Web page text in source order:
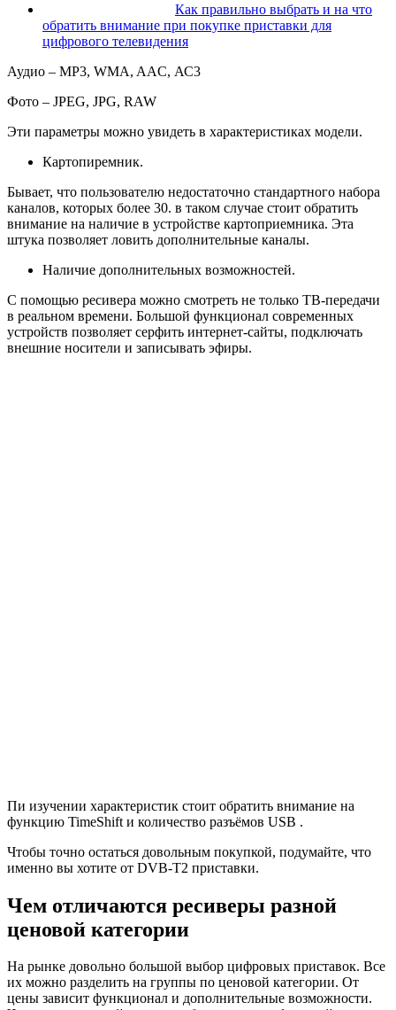
Как правильно выбрать и на что
обратить внимание при покупке приставки для
цифрового телевидения
Аудио – MP3, WMA, AAC, АС3
Фото – JPEG, JPG, RAW
Эти параметры можно увидеть в характеристиках модели.
Картопиремник.
Бывает, что пользователю недостаточно стандартного набора
каналов, которых более 30. в таком случае стоит обратить
внимание на наличие в устройстве картоприемника. Эта
штука позволяет ловить дополнительные каналы.
Наличие дополнительных возможностей.
С помощью ресивера можно смотреть не только ТВ-передачи
в реальном времени. Большой функционал современных
устройств позволяет серфить интернет-сайты, подключать
внешние носители и записывать эфиры.
Пи изучении характеристик стоит обратить внимание на
функцию TimeShift и количество разъёмов USB .
Чтобы точно остаться довольным покупкой, подумайте, что
именно вы хотите от DVB-T2 приставки.
Чем отличаются ресиверы разной
ценовой категории
На рынке довольно большой выбор цифровых приставок. Все
их можно разделить на группы по ценовой категории. От
цены зависит функционал и дополнительные возможности.